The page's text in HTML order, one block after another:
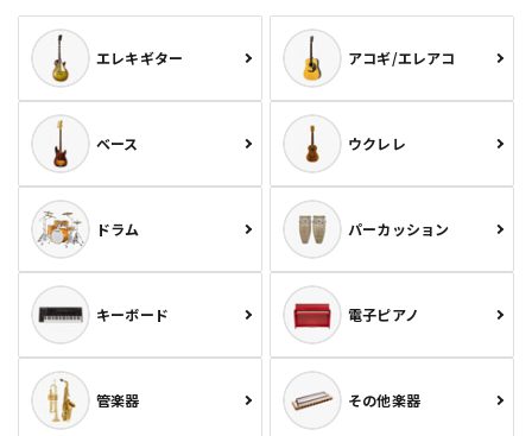
エレキギター アコギ/エレアコ
ベース ウクレレ
ドラム パーカッション
キーボード 電子ピアノ
管楽器 その他楽器